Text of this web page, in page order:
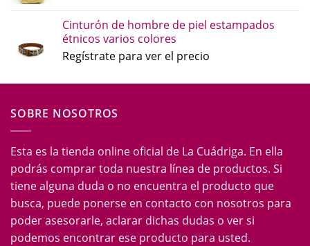
Cinturón de hombre de piel estampados
étnicos varios colores
Regístrate para ver el precio
SOBRE NOSOTROS
Esta es la tienda online oficial de La Cuádriga. En ella
podrás comprar toda nuestra línea de productos. Si
tiene alguna duda o no encuentra el producto que
busca, puede ponerse en contacto con nosotros para
poder asesorarle, aclarar dichas dudas o ver si
podemos encontrar ese producto para usted.